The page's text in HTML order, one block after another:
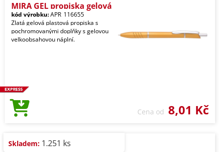
MIRA GEL propiska gelová
kód výrobku:APR_116655
Zlatá gelová plastová propiska s
pochromovanými doplňky s gelovou
velkoobsahovou náplní.
Cena od 8,01 Kč
Skladem: 1.251 ks